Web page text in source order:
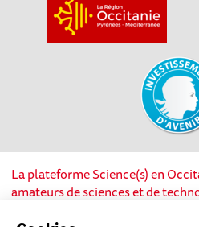
La plateforme Science(s) en
amateurs de sciences et de